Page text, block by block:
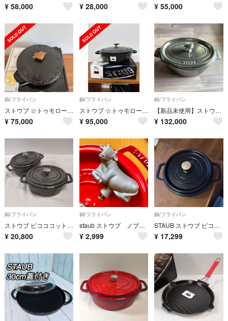
¥ 58,000 ¥ 28,000 ¥ 55,000
鍋/フライパン
ストウブ ☆トゥモローランドプレート20
¥ 75,000
鍋/フライパン
ストウブ ☆トゥモローランドブレイザー
¥ 95,000
鍋/フライパン
【新品未使用】ストウブ STAUB チタン 23センチ
¥ 132,000
鍋/フライパン
ストウブ ピコココット オーバル 15cm グラファイトグレー 2個セット
¥ 20,800
鍋/フライパン
staub ストウブ ノブ アニマルノブ カウ 純正 つまみ とって うし 牛
¥ 2,999
鍋/フライパン
STAUB ストウブ ピコ・ココット ラウンド 22cm ブラック
¥ 17,299